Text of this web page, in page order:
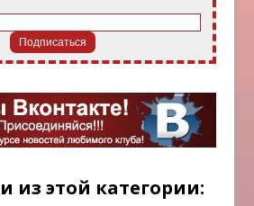
из этой категории: